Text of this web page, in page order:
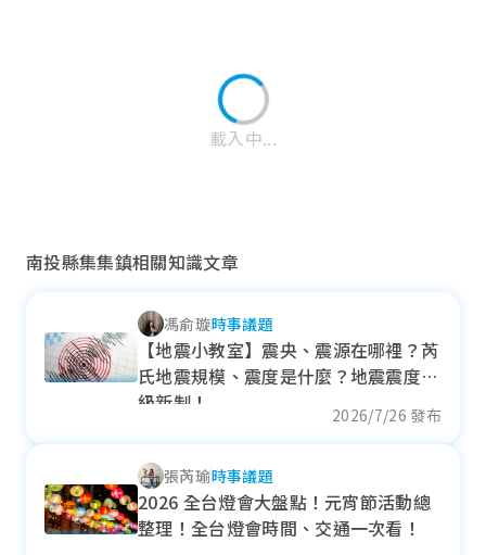
載入中...
中寮鄉
近一年成交單價
各季房價趨勢
南投縣集集鎮相關知識文章
馮俞璇時事議題
【地震小教室】震央、震源在哪裡？芮
氏地震規模、震度是什麼？地震震度分
級新制！
2026/7/26 發布
張芮瑜時事議題
2026 全台燈會大盤點！元宵節活動總
整理！全台燈會時間、交通一次看！